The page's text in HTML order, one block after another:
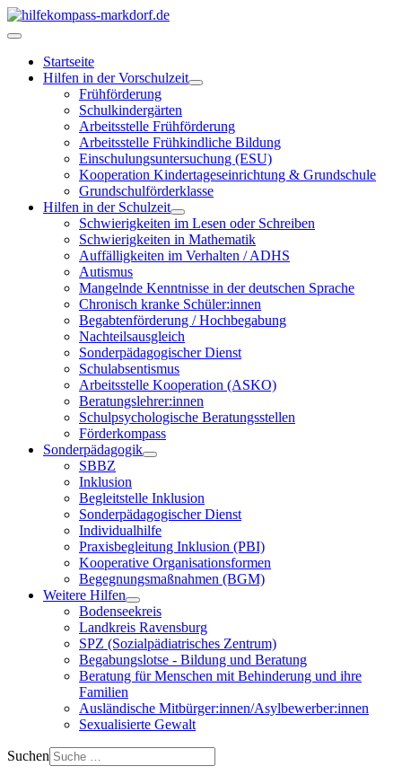
Startseite
Hilfen in der Vorschulzeit
Frühförderung
Schulkindergärten
Arbeitsstelle Frühförderung
Arbeitsstelle Frühkindliche Bildung
Einschulungsuntersuchung (ESU)
Kooperation Kindertageseinrichtung & Grundschule
Grundschulförderklasse
Hilfen in der Schulzeit
Schwierigkeiten im Lesen oder Schreiben
Schwierigkeiten in Mathematik
Auffälligkeiten im Verhalten / ADHS
Autismus
Mangelnde Kenntnisse in der deutschen Sprache
Chronisch kranke Schüler:innen
Begabtenförderung / Hochbegabung
Nachteilsausgleich
Sonderpädagogischer Dienst
Schulabsentismus
Arbeitsstelle Kooperation (ASKO)
Beratungslehrer:innen
Schulpsychologische Beratungsstellen
Förderkompass
Sonderpädagogik
SBBZ
Inklusion
Begleitstelle Inklusion
Sonderpädagogischer Dienst
Individualhilfe
Praxisbegleitung Inklusion (PBI)
Kooperative Organisationsformen
Begegnungsmaßnahmen (BGM)
Weitere Hilfen
Bodenseekreis
Landkreis Ravensburg
SPZ (Sozialpädiatrisches Zentrum)
Begabungslotse - Bildung und Beratung
Beratung für Menschen mit Behinderung und ihre
Familien
Ausländische Mitbürger:innen/Asylbewerber:innen
Sexualisierte Gewalt
Suchen